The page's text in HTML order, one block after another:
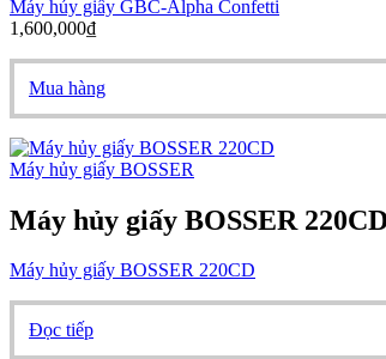
Máy hủy giấy GBC-Alpha Confetti
1,600,000₫
Mua hàng
Máy hủy giấy BOSSER
Máy hủy giấy BOSSER
Máy hủy giấy BOSSER 220CD
Đọc tiếp